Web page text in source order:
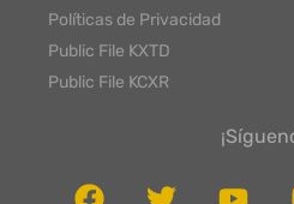
Políticas de Privacidad
Public File KXTD
Public File KCXR